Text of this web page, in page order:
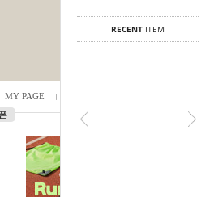
RECENTITEM
MY PAGE